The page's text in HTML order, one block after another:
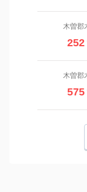
木曽郡
252
木曽郡
575